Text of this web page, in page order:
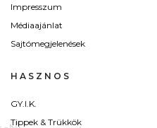
Impresszum
Médiaajánlat
Sajtómegjelenések
HASZNOS
GY.I.K.
Tippek & Trükkök